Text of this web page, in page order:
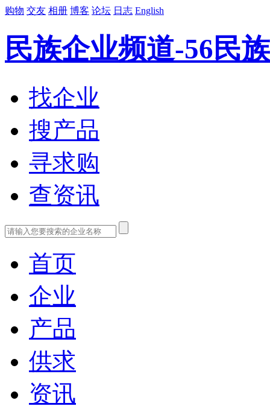
购物 交友 相册 博客 论坛 日志 English
民族企业频道-56民族
找企业
搜产品
寻求购
查资讯
首页
企业
产品
供求
资讯